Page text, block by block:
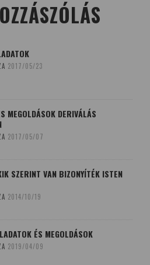
2017/05/23
MEGOLDÁSOK DERIVÁLÁS
2017/05/07
SZERINT VAN BIZONYÍTÉK ISTEN
2014/10/19
ÉS MEGOLDÁSOK
2019/04/09